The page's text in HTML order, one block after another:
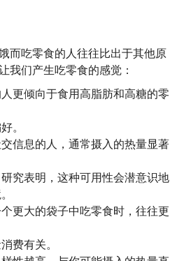
而吃零食的人往往比出于其他原
我们产生吃零食的感觉：
更倾向于食用高脂肪和高糖的零
。
信息的人，通常摄入的热量显著
究表明，这种可用性会潜意识地
更大的袋子中吃零食时，往往更
费有关。